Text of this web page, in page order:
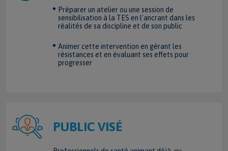
Préparer un atelier ou une session de
sensibilisation à la TES en l'ancrant dans les
réalités de sa discipline et de son public
Animer cette intervention en gérant les
résistances et en évaluant ses effets pour
progresser
PUBLIC VISÉ